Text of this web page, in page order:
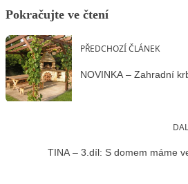
Pokračujte ve čtení
PŘEDCHOZÍ ČLÁNEK
NOVINKA – Zahradní
TINA – 3.díl: S domem máme